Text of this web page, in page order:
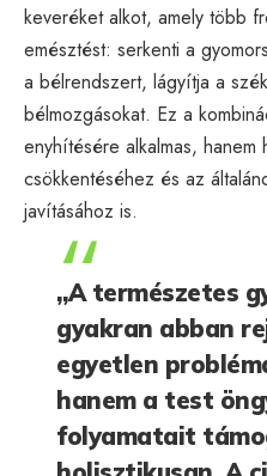
keveréket alkot, amely több
emésztést: serkenti a
a bélrendszert, lágyítja a
bélmozgásokat. Ez a
enyhítésére alkalmas, hanem
csökkentéséhez és az
javításához is.
„A természetes
gyakran abban
egyetlen
hanem a test
folyamatait